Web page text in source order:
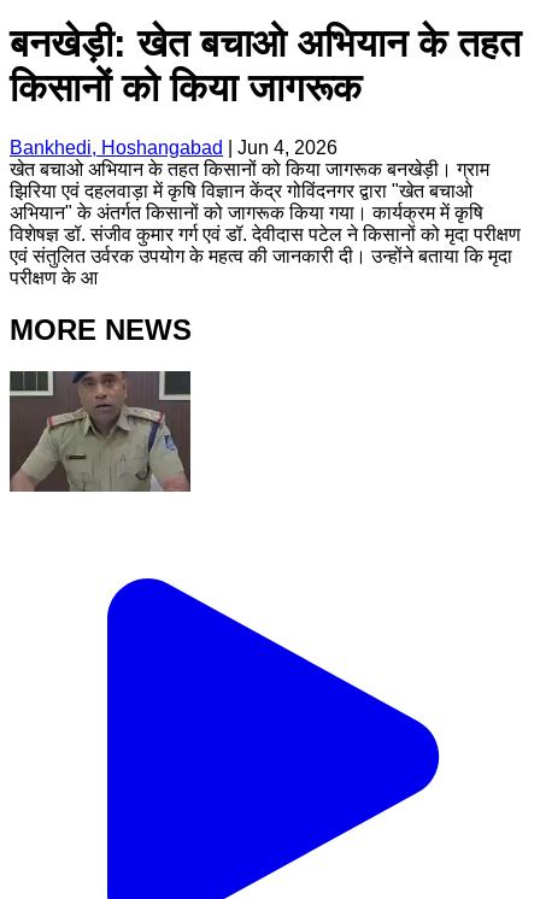
बनखेड़ी: खेत बचाओ अभियान के तहत
किसानों को किया जागरूक
Bankhedi, Hoshangabad
Jun 4, 2026
खेत बचाओ अभियान के तहत किसानों को किया जागरूक बनखेड़ी। ग्राम
झिरिया एवं दहलवाड़ा में कृषि विज्ञान केंद्र गोविंदनगर द्वारा "खेत बचाओ
अभियान" के अंतर्गत किसानों को जागरूक किया गया। कार्यक्रम में कृषि
विशेषज्ञ डॉ. संजीव कुमार गर्ग एवं डॉ. देवीदास पटेल ने किसानों को मृदा परीक्षण
एवं संतुलित उर्वरक उपयोग के महत्व की जानकारी दी। उन्होंने बताया कि मृदा
परीक्षण के आ
MORE NEWS